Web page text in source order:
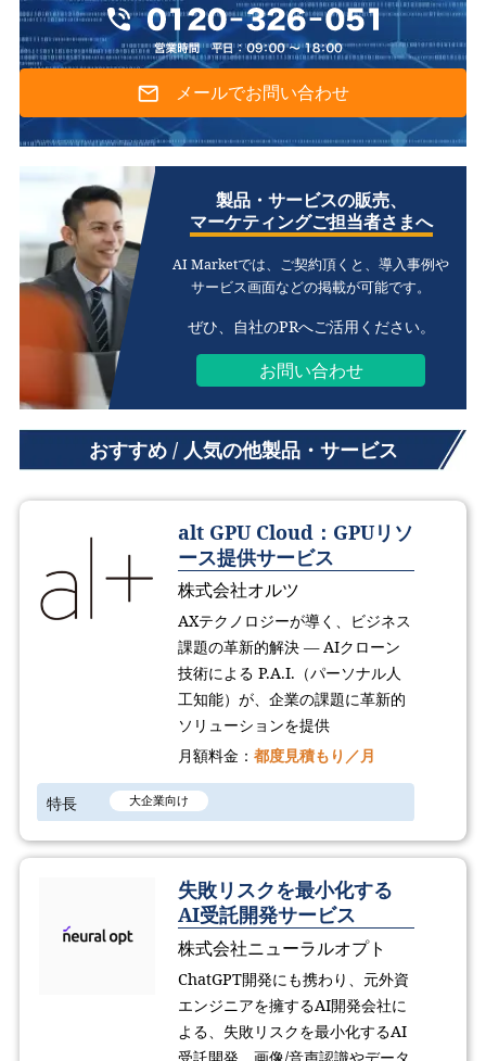
メールでお問い合わせ
製品・サービスの販売、
マーケティングご担当者さまへ
AI Marketでは、ご契約頂くと、導入事例や
サービス画面などの掲載が可能です。
ぜひ、自社のPRへご活用ください。
お問い合わせ
おすすめ / 人気の他製品・サービス
alt GPU Cloud：GPUリソ
ース提供サービス
株式会社オルツ
AXテクノロジーが導く、ビジネス
課題の革新的解決 ― AIクローン
技術による P.A.I.（パーソナル人
工知能）が、企業の課題に革新的
ソリューションを提供
月額料金： 都度見積もり／月
特長 大企業向け
失敗リスクを最小化する
AI受託開発サービス
株式会社ニューラルオプト
ChatGPT開発にも携わり、元外資
エンジニアを擁するAI開発会社に
よる、失敗リスクを最小化するAI
受託開発。画像/音声認識やデータ